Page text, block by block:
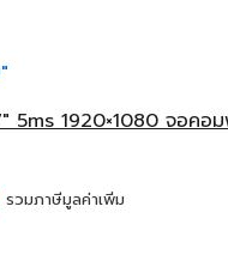
5ms 1920×1080 จอคอ
รวมภาษีมูลค่าเพิ่ม